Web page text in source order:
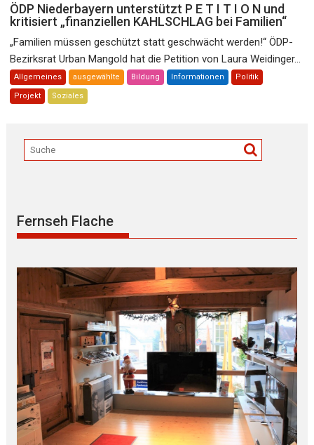
ÖDP Niederbayern unterstützt P E T I T I O N und
kritisiert „finanziellen KAHLSCHLAG bei Familien“
„Familien müssen geschützt statt geschwächt werden!“ ÖDP-
Bezirksrat Urban Mangold hat die Petition von Laura Weidinger...
Allgemeines ausgewählte Bildung Informationen Politik
Projekt Soziales
Fernseh Flache